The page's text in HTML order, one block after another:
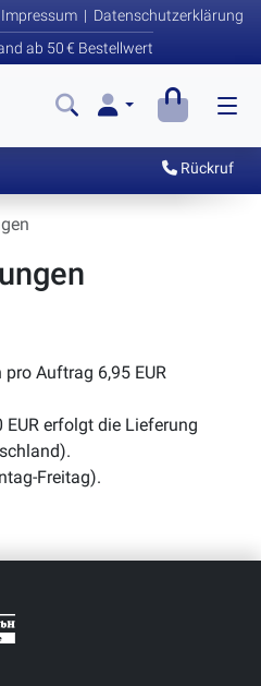
ab 50 € Bestellwert
Impressum | Datenschutzerklärung
Rückruf
Auftrag 6,95 EUR
erfolgt die Lieferung
Freitag).